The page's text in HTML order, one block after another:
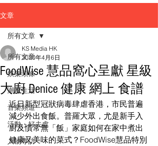
文章
所有文章
娛樂頭條
潮流生活
音樂頻道
活動・好去處
人物專訪
所有文章
FoodWise 慧品窩心呈獻 星級
大廚 Denice 健康 網上 食譜
KS Media HK
2020年4月6日
近日新型冠狀病毒肆虐香港，市民普遍
減少外出食飯。普羅大眾，尤是新手入
廚及慣常無「飯」家庭如何在家中煮出
健康又美味的菜式？FoodWise慧品特別